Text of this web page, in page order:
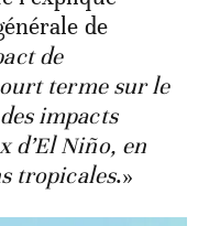
de
de
terme sur le
impacts
d’El Niño, en
tropicales.»